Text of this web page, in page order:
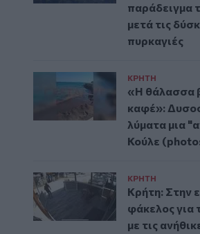
παράδειγμα
μετά τις
πυρκαγιές
ΚΡΗΤΗ
«Η θάλασσα
καφέ»:
λύματα μια
Κούλε
ΚΡΗΤΗ
Κρήτη: Στην
φάκελος για
με τις